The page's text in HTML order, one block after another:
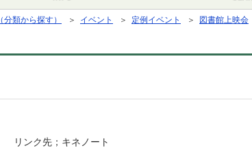
類から探す） ＞ イベント ＞ 定例イベント ＞ 図書館上映会
ンク先；キネノート